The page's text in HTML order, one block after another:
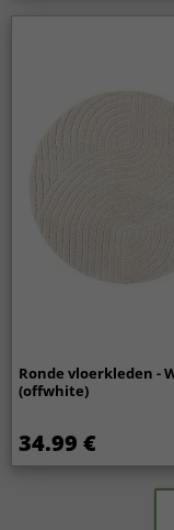
Ronde vloerkleden -
(offwhite)
34.99 €